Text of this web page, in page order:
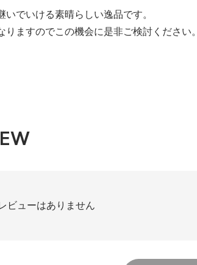
いでいける素晴らしい逸品です。
りますのでこの機会に是非ご検討ください。
ビューはありません